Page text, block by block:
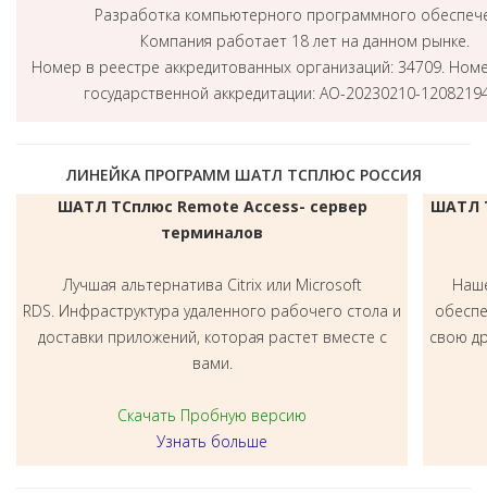
Разработка компьютерного программного
Компания работает 18 лет на данном рынке.
Номер в реестре аккредитованных организаций: 34709.
государственной аккредитации: АО-20230210-
ЛИНЕЙКА ПРОГРАММ ШАТЛ ТСПЛЮС РОССИЯ
ШАТЛ ТСплюс Remote Access- сервер
терминалов
Лучшая альтернатива Citrix или Microsoft
RDS. Инфраструктура удаленного рабочего стола и
доставки приложений, которая растет вместе с
вами.
Скачать Пробную версию
Узнать больше
ШАТЛ
свою